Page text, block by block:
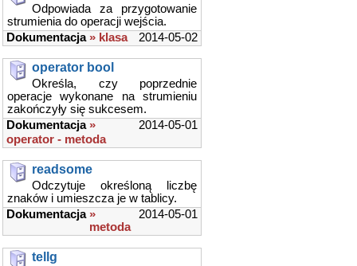
Odpowiada za przygotowanie
strumienia do operacji wejścia.
2014-05-02
Dokumentacja » klasa
operator bool
Określa, czy poprzednie
operacje wykonane na strumieniu
zakończyły się sukcesem.
2014-05-01
Dokumentacja »
operator - metoda
readsome
Odczytuje określoną liczbę
znaków i umieszcza je w tablicy.
2014-05-01
Dokumentacja »
metoda
tellg